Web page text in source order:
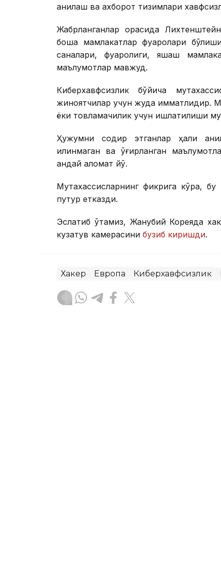
аниқлаш ва ахборот тизимлари
Жабрланганлар орасида
бошқа мамлакатлар фуқаролари
саналари, фуқаролиги, яшаш
маълумотлар мавжуд.
Киберхавфсизлик бўйича
жиноятчилар учун жуда
ёки товламачилик учун ишлатилиши
Ҳужумни содир этганлар ҳали
қилинмаган ва ўғирланган
қандай аломат йўқ.
Мутахассисларнинг фикрига кўра, бу
путур етказди.
Эслатиб ўтамиз, Жанубий Кореяда
кузатув камерасини бузиб киришди.
Хакер Европа Киберхавфсизлик